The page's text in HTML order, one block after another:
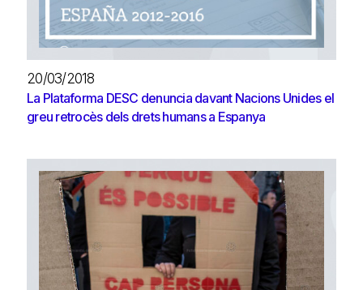
20/03/2018
La Plataforma DESC denuncia davant Nacions Unides el
greu retrocès dels drets humans a Espanya